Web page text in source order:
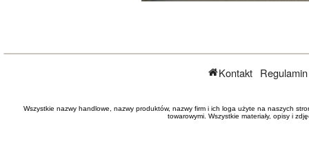
Kontakt
Wszystkie nazwy handlowe, nazwy produktów, nazwy firm i ich loga użyte na naszych
towarowymi. Wszystkie materiały, opisy i